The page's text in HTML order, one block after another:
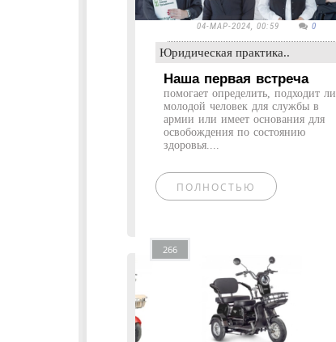
04-МАР-2024, 00:59 0
Юридическая практика..
Наша первая встреча
помогает определить, подходит ли
молодой человек для службы в
армии или имеет основания для
освобождения по состоянию
здоровья....
ПОЛНОСТЬЮ
266